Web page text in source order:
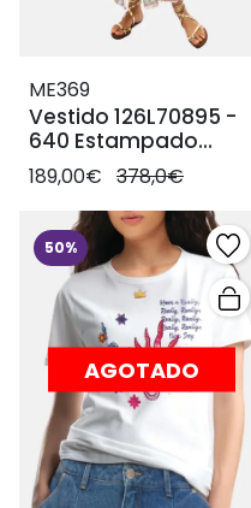
ME369
Vestido 126L70895 -
640 Estampado
crema
189,00€ 378,0€
50%
AGOTADO